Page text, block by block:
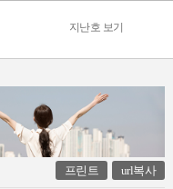
지난호 보기
프린트 url복사